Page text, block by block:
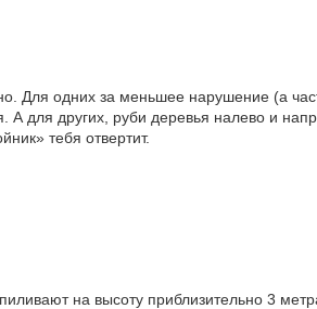
Для одних за меньшее нарушение (а
А для других, руби деревья налево и
тебя отвертит.
на высоту приблизительно 3